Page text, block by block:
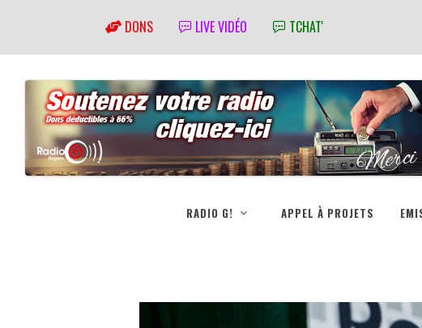
DONS LIVE VIDÉO TCHAT'
RADIO G! APPEL À PROJETS